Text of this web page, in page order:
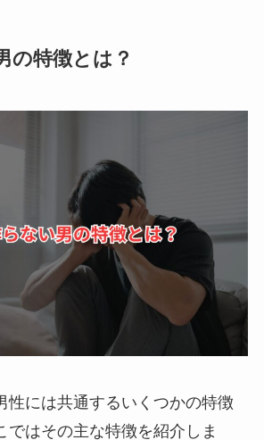
の特徴とは？
性には共通するいくつかの特徴
ではその主な特徴を紹介しま